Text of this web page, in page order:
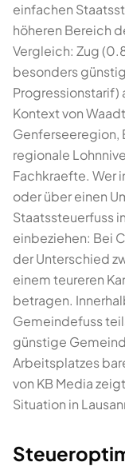
einfachen
höheren Bereich
Vergleich: Zug
besonders
Progressionstarif)
Kontext von
Genferseeregion,
regionale
Fachkraefte. Wer
oder über einen
Staatssteuerfuss
einbeziehen: Bei
der Unterschied
einem teureren
betragen.
Gemeindefuss
günstige
Arbeitsplatzes
von KB Media
Situation in